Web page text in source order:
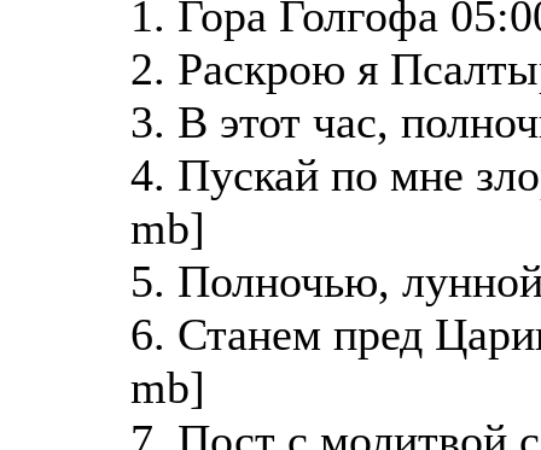
1. Гора Голгофа
2. Раскрою я
3. В этот час,
4. Пускай по мне
mb]
5. Полночью,
6. Станем пред
mb]